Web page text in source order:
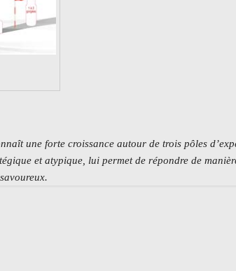
une forte croissance autour de trois pôles
et atypique, lui permet de répondre de